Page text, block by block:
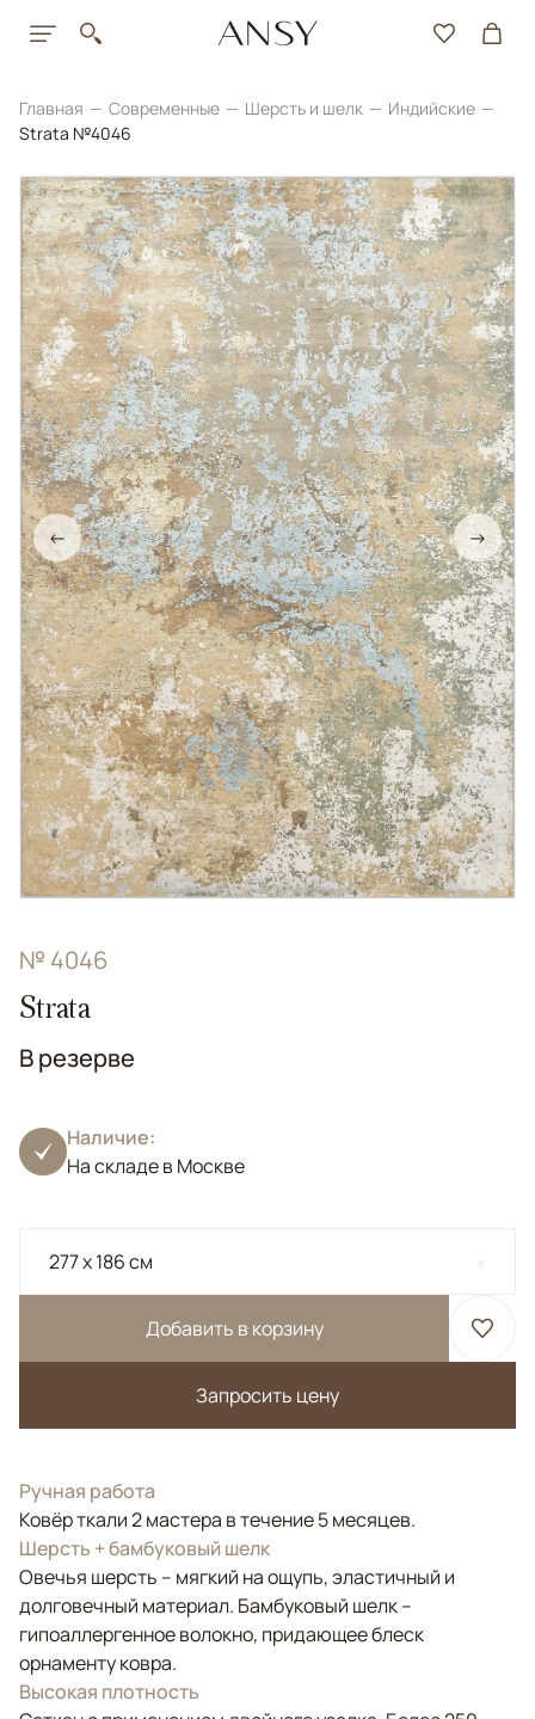
Главная Современные Шерсть и шелк
Индийские
Strata №4046
← →
№ 4046
Strata
В резерве
Наличие:
На складе в Москве
277 x 186 см
Добавить в корзину
Запросить цену
Ручная работа
Ковёр ткали 2 мастера в течение 5 месяцев.
Шерсть + бамбуковый шелк
Овечья шерсть – мягкий на ощупь, эластичный и
долговечный материал. Бамбуковый шелк –
гипоаллергенное волокно, придающее блеск
орнаменту ковра.
Высокая плотность